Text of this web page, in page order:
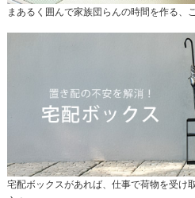
まあるく囲んで家族団らんの時間を作る、
宅配ボックスがあれば、仕事で荷物を受け